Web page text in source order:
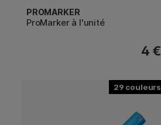
PROMARKER
ProMarker à l'unité
4 €
29